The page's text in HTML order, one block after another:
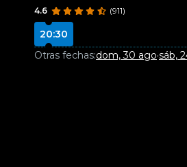
4.6 (911)
20:30
Otras fechas:dom, 30 ago·sáb,